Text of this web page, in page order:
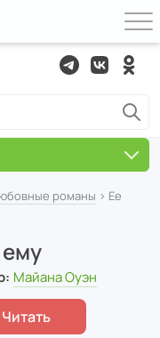
романы › Ее
Майана Оуэн
Читать